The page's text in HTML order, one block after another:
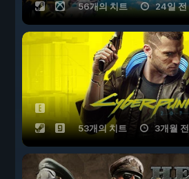
56개의 치트 24일 전
53개의 치트 3개월 전